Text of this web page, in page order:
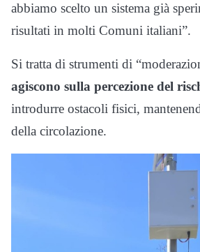
abbiamo scelto un sistema già
risultati in molti Comuni italiani”.
Si tratta di strumenti di
agiscono sulla percezione del
introdurre ostacoli fisici,
della circolazione.